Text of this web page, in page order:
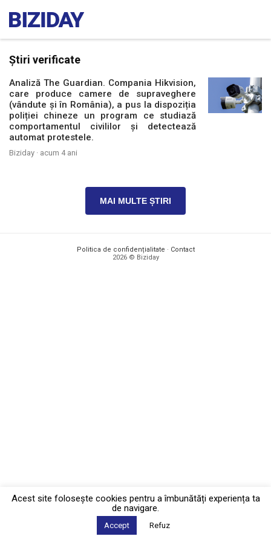
Știri verificate
Analiză The Guardian. Compania Hikvision,
care produce camere de supraveghere
(vândute și în România), a pus la dispoziția
poliției chineze un program ce studiază
comportamentul civililor și detectează
automat protestele.
Biziday · acum 4 ani
MAI MULTE ȘTIRI
Politica de confidențialitate · Contact
2026 © Biziday
Acest site foloseşte cookies pentru a îmbunătăți experiența ta
de navigare.
Accept Refuz